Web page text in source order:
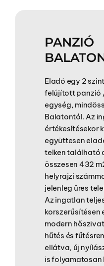
PANZIÓ
Eladó egy 2
felújított panzió
egység,
Balatontól. Az
értékesítésekor
együttesen
telken található
összesen 432
helyrajzi
jelenleg üres
Az ingatlan
korszerűsítésen
modern
hűtés és
ellátva, új
is